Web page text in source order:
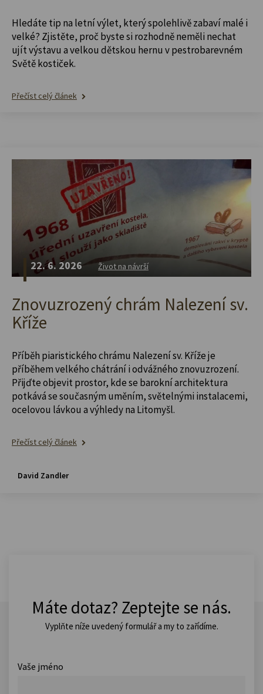
Hledáte tip na letní výlet, který spolehlivě zabaví malé i
velké? Zjistěte, proč byste si rozhodně neměli nechat
ujít výstavu a velkou dětskou hernu v pestrobarevném
Světě kostiček.
Přečíst celý článek
22. 6. 2026 Život na návrší
Znovuzrozený chrám Nalezení sv.
Kříže
Příběh piaristického chrámu Nalezení sv. Kříže je
příběhem velkého chátrání i odvážného znovuzrození.
Přijďte objevit prostor, kde se barokní architektura
potkává se současným uměním, světelnými instalacemi,
ocelovou lávkou a výhledy na Litomyšl.
Přečíst celý článek
David Zandler
Máte dotaz? Zeptejte se nás.
Vyplňte níže uvedený formulář a my to zařídíme.
Vaše jméno